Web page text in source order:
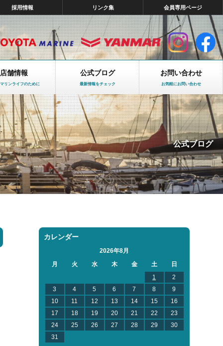
採用情報 リンク集 会員専用ページ
店舗情報
リンライフのために
公式ブログ
最新情報をチェック
お問い合わせ
お気軽にお問い合わせ
公式ブログ
カレンダー
2026年8月
月
火 水 木 金 土
日
1
2
3
4 5 6 7 8
9
10
11 12 13 14 15
16
17
18 19 20 21 22
23
24
25 26 27 28 29
30
31